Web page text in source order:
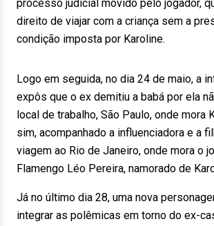
processo judicial movido pelo jogador,
direito de viajar com a criança sem a
condição imposta por Karoline.
Logo em seguida, no dia 24 de maio, a
expôs que o ex demitiu a babá por ela
local de trabalho, São Paulo, onde mora
sim, acompanhado a influenciadora e a
viagem ao Rio de Janeiro, onde mora o
Flamengo Léo Pereira, namorado de
Já no último dia 28, uma nova
integrar as polêmicas em torno do ex-